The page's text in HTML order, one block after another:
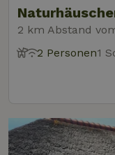
2 km Abstand
2 Personen1
_nhft_user-